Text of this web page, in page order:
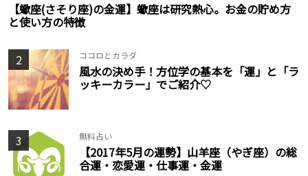
【蠍座(さそり座)の金運】蠍座は研究熱心。お金の貯め方
と使い方の特徴
2 ココロとカラダ
風水の決め手！方位学の基本を「運」と「ラ
ッキーカラー」でご紹介♡
3 無料占い
【2017年5月の運勢】山羊座（やぎ座）の総
合運・恋愛運・仕事運・金運